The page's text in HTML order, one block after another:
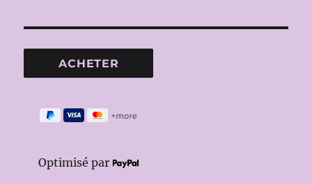
Optimisé par